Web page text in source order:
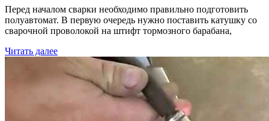
Перед началом сварки необходимо правильно подготовить
полуавтомат. В первую очередь нужно поставить катушку со
сварочной проволокой на штифт тормозного барабана,
Читать далее